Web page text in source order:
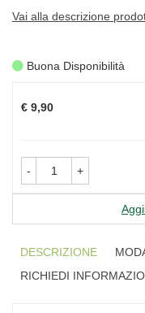
Vai alla descrizione
Buona Disponibilità
€ 9,90
- +
DESCRIZIONE
RICHIEDI